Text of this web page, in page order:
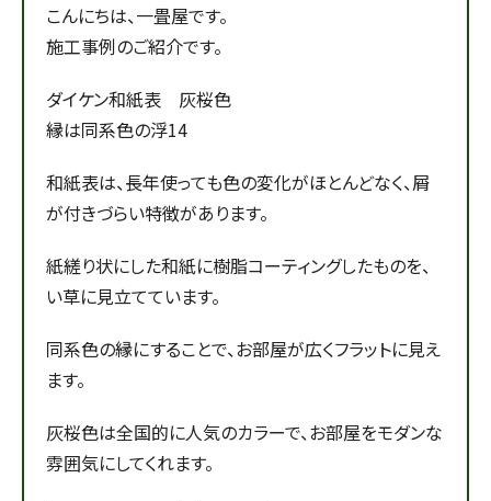
こんにちは、一畳屋です。
施工事例のご紹介です。
ダイケン和紙表 灰桜色
縁は同系色の浮14
和紙表は、長年使っても色の変化がほとんどなく、屑
が付きづらい特徴があります。
紙縒り状にした和紙に樹脂コーティングしたものを、
い草に見立てています。
同系色の縁にすることで、お部屋が広くフラットに見え
ます。
灰桜色は全国的に人気のカラーで、お部屋をモダンな
雰囲気にしてくれます。